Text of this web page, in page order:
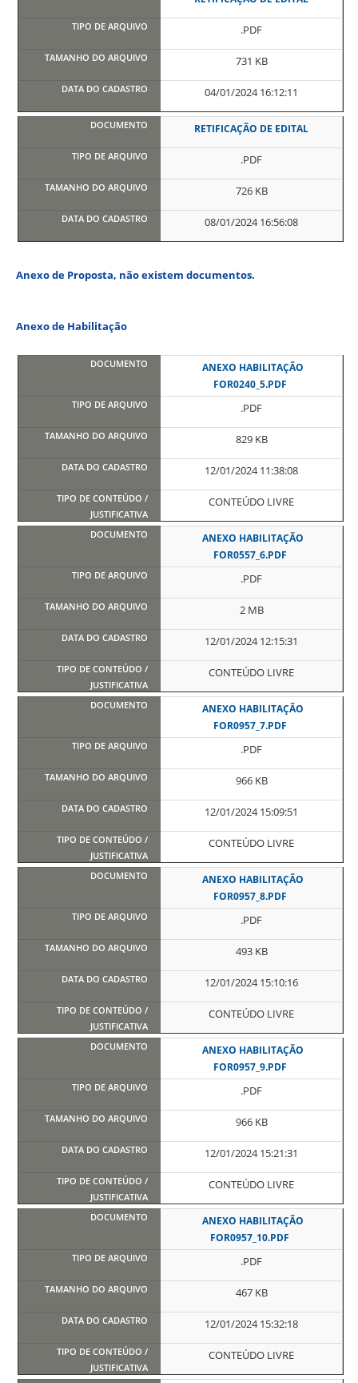
.PDF
731 KB
04/01/2024 16:12:11
RETIFICAÇÃO DE EDITAL
.PDF
726 KB
08/01/2024 16:56:08
Anexo de Proposta, não existem documentos.
Anexo de Habilitação
ANEXO HABILITAÇÃO
FOR0240_5.PDF
.PDF
829 KB
12/01/2024 11:38:08
CONTEÚDO LIVRE
ANEXO HABILITAÇÃO
FOR0557_6.PDF
.PDF
2 MB
12/01/2024 12:15:31
CONTEÚDO LIVRE
ANEXO HABILITAÇÃO
FOR0957_7.PDF
.PDF
966 KB
12/01/2024 15:09:51
CONTEÚDO LIVRE
ANEXO HABILITAÇÃO
FOR0957_8.PDF
.PDF
493 KB
12/01/2024 15:10:16
CONTEÚDO LIVRE
ANEXO HABILITAÇÃO
FOR0957_9.PDF
.PDF
966 KB
12/01/2024 15:21:31
CONTEÚDO LIVRE
ANEXO HABILITAÇÃO
FOR0957_10.PDF
.PDF
467 KB
12/01/2024 15:32:18
CONTEÚDO LIVRE